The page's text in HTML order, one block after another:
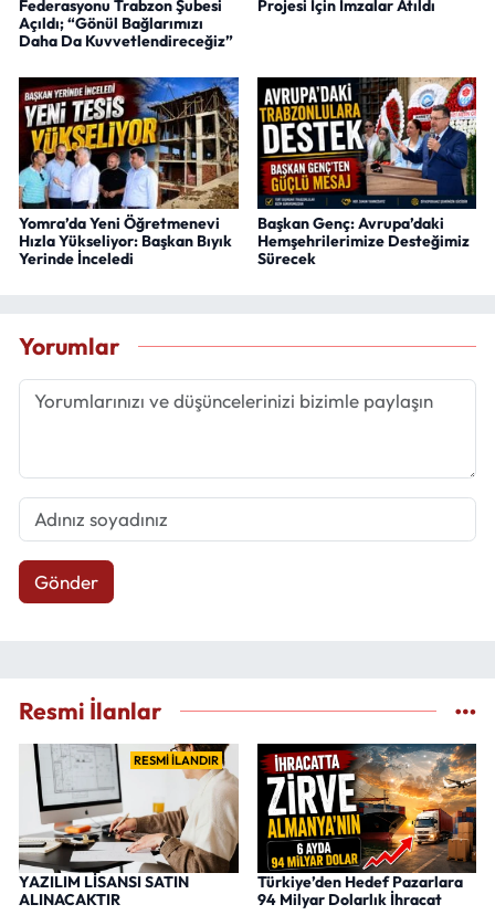
Federasyonu Trabzon Şubesi
Açıldı; “Gönül Bağlarımızı
Daha Da Kuvvetlendireceğiz”
Projesi İçin İmzalar Atıldı
Yomra’da Yeni Öğretmenevi
Hızla Yükseliyor: Başkan Bıyık
Yerinde İnceledi
Başkan Genç: Avrupa’daki
Hemşehrilerimize Desteğimiz
Sürecek
Yorumlar
Gönder
Resmi İlanlar
RESMİ İLANDIR
YAZILIM LİSANSI SATIN
ALINACAKTIR
Türkiye’den Hedef Pazarlara
94 Milyar Dolarlık İhracat